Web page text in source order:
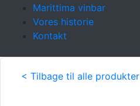
Marittima vinbar
Vores historie
Kontakt
< Tilbage til alle produkter